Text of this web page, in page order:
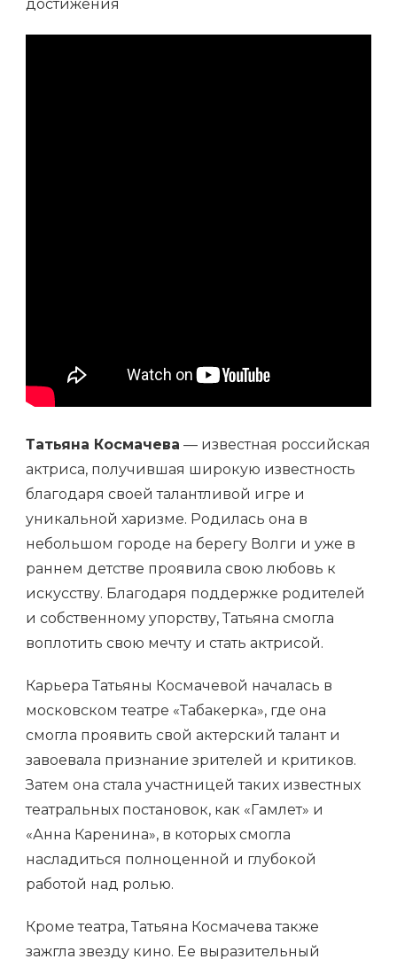
ТЕАТРА
Татьяна Космачева — известная российская
актриса, получившая широкую известность
благодаря своей талантливой игре и
уникальной харизме. Родилась она в
небольшом городе на берегу Волги и уже в
раннем детстве проявила свою любовь к
искусству. Благодаря поддержке родителей
и собственному упорству, Татьяна смогла
воплотить свою мечту и стать актрисой.
Карьера Татьяны Космачевой началась в
московском театре «Табакерка», где она
смогла проявить свой актерский талант и
завоевала признание зрителей и критиков.
Затем она стала участницей таких известных
театральных постановок, как «Гамлет» и
«Анна Каренина», в которых смогла
насладиться полноценной и глубокой
работой над ролью.
Кроме театра, Татьяна Космачева также
зажгла звезду кино. Ее выразительный